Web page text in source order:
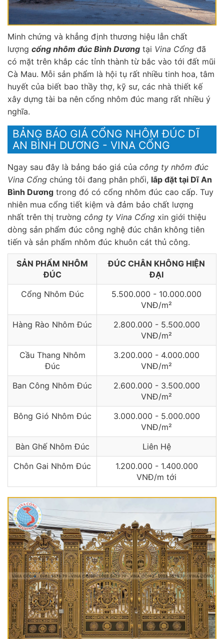
Minh chứng và khẳng định thương hiệu lẫn chất
lượng cổng nhôm đúc Bình Dương tại Vina Cổng đã
có mặt trên khắp các tỉnh thành từ bắc vào tới đất mũi
Cà Mau. Mỗi sản phẩm là hội tụ rất nhiều tinh hoa, tâm
huyết của biết bao thầy thợ, kỹ sư, các nhà thiết kế
xây dựng tài ba nên cổng nhôm đúc mang rất nhiều ý
nghĩa.
BẢNG BÁO GIÁ CỔNG NHÔM ĐÚC DĨ
AN BÌNH DƯƠNG - VINA CỔNG
Ngay sau đây là bảng báo giá của công ty nhôm đúc
Vina Cổng chúng tôi đang phân phối, lắp đặt tại Dĩ An
Bình Dương trong đó có cổng nhôm đúc cao cấp. Tuy
nhiên mua cổng tiết kiệm và đảm bảo chất lượng
nhất trên thị trường công ty Vina Cổng xin giới thiệu
dòng sản phẩm đúc công nghệ đúc chân không tiên
tiến và sản phẩm nhôm đúc khuôn cát thủ công.
SẢN PHẨM NHÔM
ĐÚC
ĐÚC CHÂN KHÔNG HIỆN
ĐẠI
Cổng Nhôm Đúc
5.500.000 - 10.000.000
VNĐ/m²
Hàng Rào Nhôm Đúc
2.800.000 - 5.500.000
VNĐ/m²
Cầu Thang Nhôm
Đúc
3.200.000 - 4.000.000
VNĐ/m²
Ban Công Nhôm Đúc
2.600.000 - 3.500.000
VNĐ/m²
Bông Gió Nhôm Đúc
3.000.000 - 5.000.000
VNĐ/m²
Bàn Ghế Nhôm Đúc
Liên Hệ
Chôn Gai Nhôm Đúc
1.200.000 - 1.400.000
VNĐ/m tới